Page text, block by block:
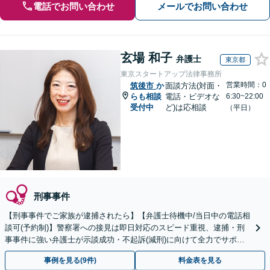
電話でお問い合わせ メールでお問い合わせ
玄場 和子 弁護士 東京都
東京スタートアップ法律事務所
筑後市 か
らも相談
受付中
面談方法(対面・
電話・ビデオな
ど)は応相談
営業時間：0
6:30~22:00
（平日）
刑事事件
【刑事事件でご家族が逮捕されたら】【弁護士待機中/当日中の電話相
談可(予約制)】警察署への接見は即日対応のスピード重視、逮捕・刑
事事件に強い弁護士が示談成功・不起訴(減刑)に向けて全力でサポー
トします。【加害者側の相談専門】
事例を見る(9件) 料金表を見る